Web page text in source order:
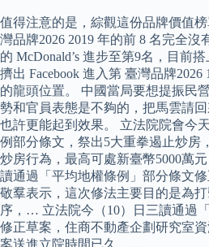
值得注意的是，綜觀這份品牌價值
灣品牌2026 2019 年的前 8 名完全沒
的 McDonald’s 進步至第9名，目前
擠出 Facebook 進入第 臺灣品牌
的龍頭位置。 中國當局要想提振民
勢和官員表態是不夠的，把馬雲請
也許更能起到效果。 立法院院會今
例部分條文，祭出5大重拳遏止炒房
炒房行為，最高可處新臺幣5000萬
讀通過「平均地權條例」部分條文修
敬羣表示，這次修法主要目的是為
序，… 立法院今（10）日三讀通過
修正草案，住商不動產企劃研究室